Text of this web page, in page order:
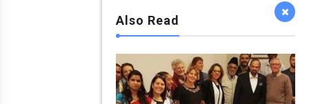
Also Read